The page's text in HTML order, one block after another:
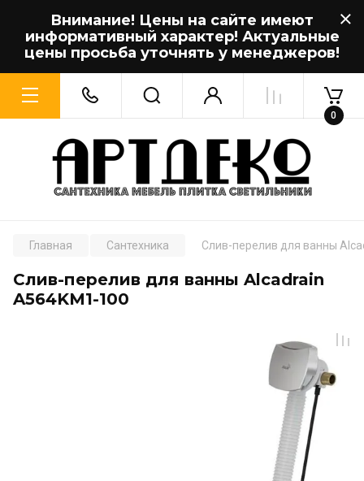
Внимание! Цены на сайте имеют
информативный характер! Актуальные
цены просьба уточнять у менеджеров!
0
Главная Сантехника Слив-перелив для ванны
Слив-перелив для ванны Alcadrain
A564KM1-100